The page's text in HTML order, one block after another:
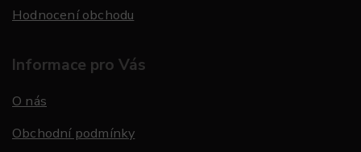
Hodnocení obchodu
Informace pro Vás
O nás
Obchodní podmínky